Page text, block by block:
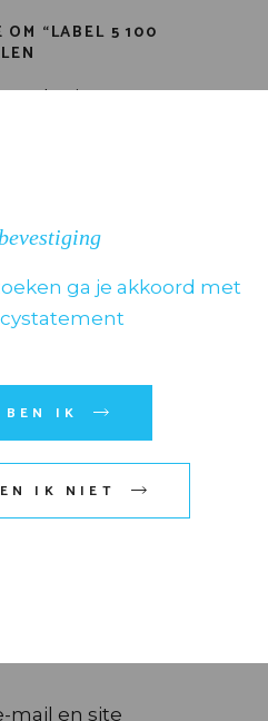
ga je akkoord met
BEN IK
IK NIET
OM “LABEL 5 100
niet
mail en site